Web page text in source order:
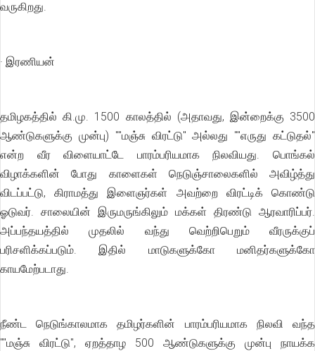
வருகிறது.
· இரணியன்
தமிழகத்தில் கி.மு. 1500 காலத்தில் (அதாவது, இன்றைக்கு 3500
ஆண்டுகளுக்கு முன்பு) ""மஞ்சு விரட்டு'' அல்லது ""எருது கட்டுதல்''
என்ற வீர விளையாட்டே பாரம்பரியமாக நிலவியது. பொங்கல்
விழாக்களின் போது காளைகள் நெடுஞ்சாலைகளில் அவிழ்த்து
விடப்பட்டு, கிராமத்து இளைஞர்கள் அவற்றை விரட்டிக் கொண்டு
ஓடுவர். சாலையின் இருமருங்கிலும் மக்கள் திரண்டு ஆரவாரிப்பர்.
அப்பந்தயத்தில் முதலில் வந்து வெற்றிபெறும் வீரருக்குப்
பரிசளிக்கப்படும். இதில் மாடுகளுக்கோ மனிதர்களுக்கோ
காயமேற்படாது.
நீண்ட நெடுங்காலமாக தமிழர்களின் பாரம்பரியமாக நிலவி வந்த
""மஞ்சு விரட்டு'', ஏறத்தாழ 500 ஆண்டுகளுக்கு முன்பு நாயக்க